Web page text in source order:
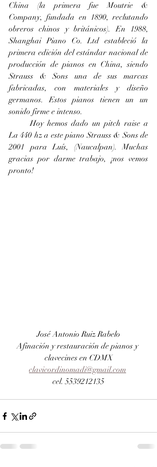
China (la primera fue Moutrie &
Company, fundada en 1890, reclutando
obreros chinos y británicos). En 1988,
Shanghai Piano Co. Ltd estableció la
primera edición del estándar nacional de
producción de pianos en China, siendo
Strauss & Sons una de sus marcas
fabricadas, con materiales y diseño
germanos. Estos pianos tienen un un
sonido firme e intenso.
	Hoy hemos dado un pitch raise a
La 440 hz a este piano Strauss & Sons de
2001 para Luís, (Naucalpan). Muchas
gracias por darme trabajo, ¡nos vemos
pronto!
José Antonio Ruiz Rabelo
Afinación y restauración de pianos y
clavecines en CDMX
clavicordinomadi@gmail.com
cel. 5539212135